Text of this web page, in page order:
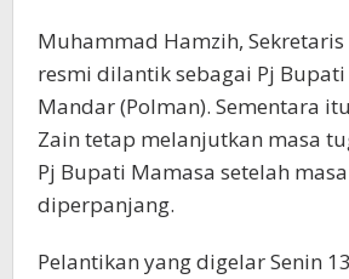
Muhammad Hamzih, Sekretaris
resmi dilantik sebagai Pj
Mandar (Polman). Sementara
Zain tetap melanjutkan masa
Pj Bupati Mamasa setelah
diperpanjang.
Pelantikan yang digelar Senin